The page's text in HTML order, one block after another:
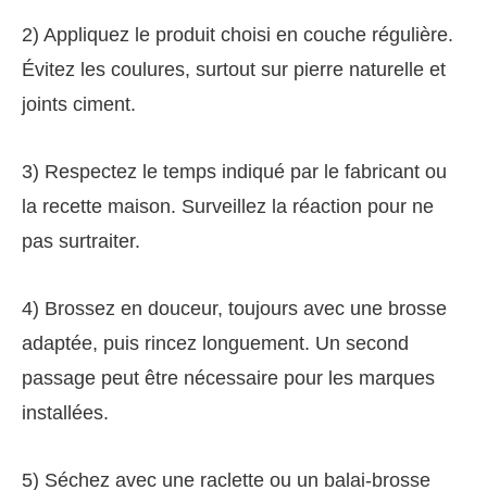
2) Appliquez le produit choisi en couche régulière.
Évitez les coulures, surtout sur pierre naturelle et
joints ciment.
3) Respectez le temps indiqué par le fabricant ou
la recette maison. Surveillez la réaction pour ne
pas surtraiter.
4) Brossez en douceur, toujours avec une brosse
adaptée, puis rincez longuement. Un second
passage peut être nécessaire pour les marques
installées.
5) Séchez avec une raclette ou un balai-brosse